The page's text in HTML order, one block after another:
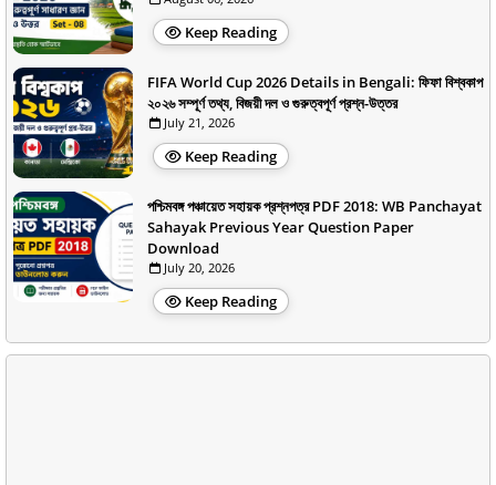
Keep Reading
FIFA World Cup 2026 Details in Bengali: ফিফা বিশ্বকাপ
২০২৬ সম্পূর্ণ তথ্য, বিজয়ী দল ও গুরুত্বপূর্ণ প্রশ্ন-উত্তর
July 21, 2026
Keep Reading
পশ্চিমবঙ্গ পঞ্চায়েত সহায়ক প্রশ্নপত্র PDF 2018: WB Panchayat
Sahayak Previous Year Question Paper
Download
July 20, 2026
Keep Reading